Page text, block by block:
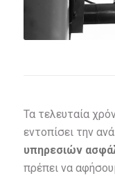
Τα τελευταία
εντοπίσει την
υπηρεσιών
πρέπει να